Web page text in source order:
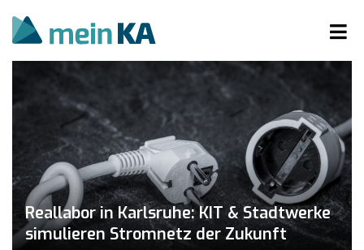
Reallabor in Karlsruhe: KIT & Stadtwerke
simulieren Stromnetz der Zukunft